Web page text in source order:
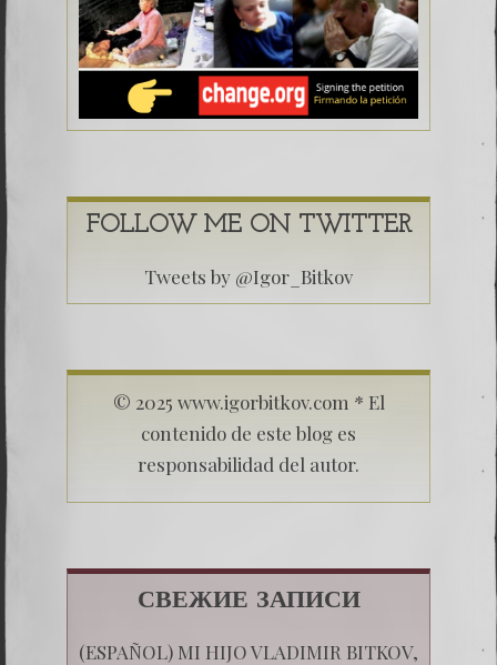
FOLLOW ME ON TWITTER
Tweets by @Igor_Bitkov
© 2025 www.igorbitkov.com * El
contenido de este blog es
responsabilidad del autor.
СВЕЖИЕ ЗАПИСИ
(ESPAÑOL) MI HIJO VLADIMIR BITKOV,